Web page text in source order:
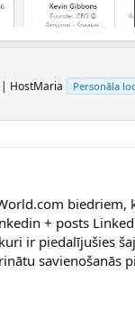
HostMaria Personāla
biedriem,
+ posts
ir piedalījušies
savienošanās